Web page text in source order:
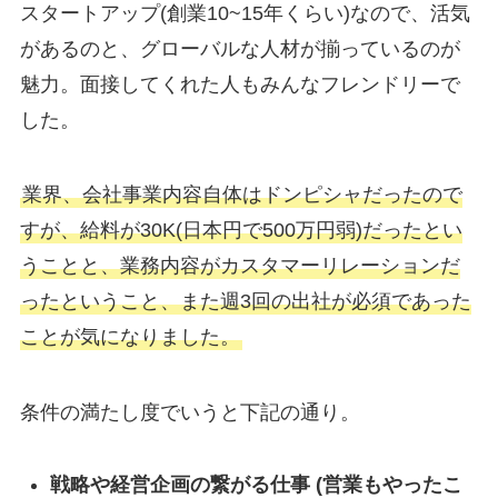
スタートアップ(創業10~15年くらい)なので、活気
があるのと、グローバルな人材が揃っているのが
魅力。面接してくれた人もみんなフレンドリーで
した。
業界、会社事業内容自体はドンピシャだったので
すが、給料が30K(日本円で500万円弱)だったとい
うことと、業務内容がカスタマーリレーションだ
ったということ、また週3回の出社が必須であった
ことが気になりました。
条件の満たし度でいうと下記の通り。
戦略や経営企画の繋がる仕事 (営業もやったこ